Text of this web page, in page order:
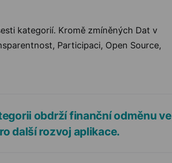
kategorií. Kromě zmíněných Dat v
Participaci, Open Source,
obdrží finanční odměnu ve
další rozvoj aplikace.